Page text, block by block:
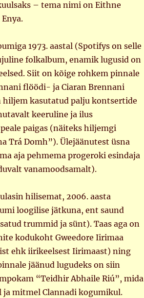
– tema nimi on Eithne
1973. aastal (Spotifys on selle
folkalbum, enamik lugusid on
Siit on kõige rohkem pinnale
flöödi- ja Ciaran Brennani
hiljem kasutatud palju kontsertide
keeruline ja ilus
paigas (näiteks hiljemgi
Trá Domh”). Ülejäänutest üsna
aja pehmema progeroki esindaja
vanamoodsamalt).
hilisemat, 2006. aasta
loogilise jätkuna, ent saund
trummid ja sünt). Taas aga on
kodukoht Gweedore Iirimaa
ehk iirikeelsest Iirimaast) ning
jäänud lugudeks on siin
“Teidhir Abhaile Riú”, mida
mitmel Clannadi kogumikul.